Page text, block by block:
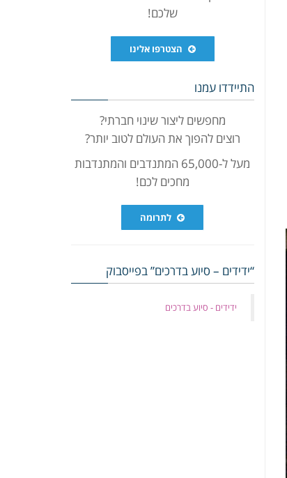
שלכם!
הצטרפו אלינו
התיידדו עמנו
מחפשים ליצור שינוי חברתי?
רוצים להפוך את העולם לטוב יותר?
מעל ל-65,000 המתנדבים והמתנדבות
מחכים לכם!
לתרומה
“ידידים – סיוע בדרכים” בפייסבוק
‏ידידים - סיוע בדרכים